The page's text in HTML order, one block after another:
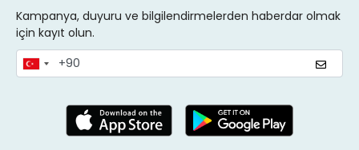
Kampanya, duyuru ve bilgilendirmelerden haberdar olmak
için kayıt olun.